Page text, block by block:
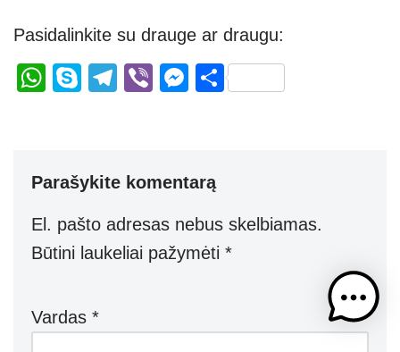
Pasidalinkite su drauge ar draugu:
W
A
p
p
S
T
a
m
Vi
M
n
g
er
S
Parašykite komentarą
El. pašto adresas nebus skelbiamas.
Būtini laukeliai pažymėti *
Vardas *